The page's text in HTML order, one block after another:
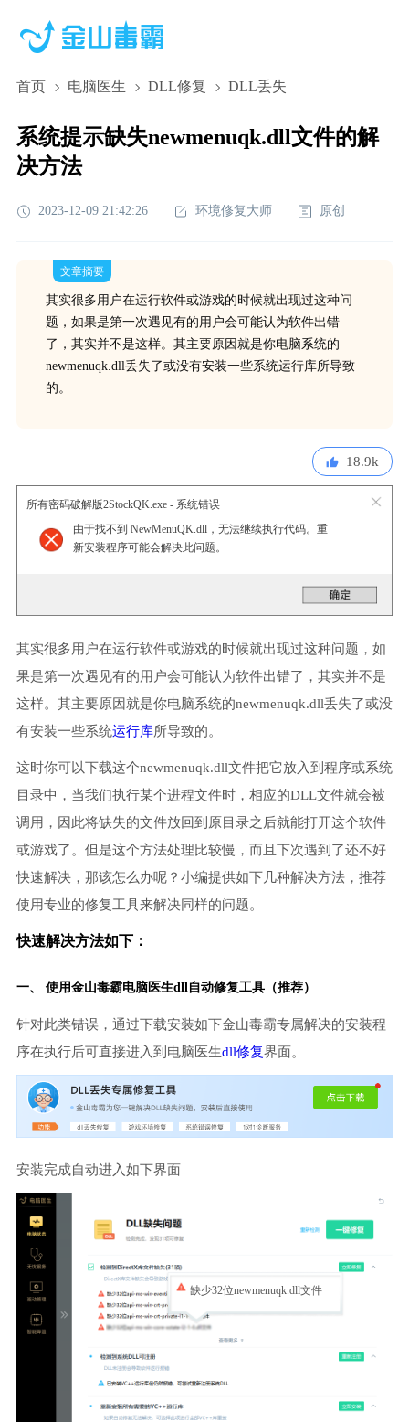
首页 电脑医生 DLL修复 DLL丢失
系统提示缺失newmenuqk.dll文件的解
决方法
2023-12-09 21:42:26 环境修复大师 原创
文章摘要
其实很多用户在运行软件或游戏的时候就出现过这种问
题，如果是第一次遇见有的用户会可能认为软件出错
了，其实并不是这样。其主要原因就是你电脑系统的
newmenuqk.dll丢失了或没有安装一些系统运行库所导致
的。
18.9k
所有密码破解版2StockQK.exe - 系统错误
由于找不到 NewMenuQK.dll，无法继续执行代码。重
新安装程序可能会解决此问题。
其实很多用户在运行软件或游戏的时候就出现过这种问题，如
果是第一次遇见有的用户会可能认为软件出错了，其实并不是
这样。其主要原因就是你电脑系统的newmenuqk.dll丢失了或没
有安装一些系统运行库所导致的。
这时你可以下载这个newmenuqk.dll文件把它放入到程序或系统
目录中，当我们执行某个进程文件时，相应的DLL文件就会被
调用，因此将缺失的文件放回到原目录之后就能打开这个软件
或游戏了。但是这个方法处理比较慢，而且下次遇到了还不好
快速解决，那该怎么办呢？小编提供如下几种解决方法，推荐
使用专业的修复工具来解决同样的问题。
快速解决方法如下：
一、 使用金山毒霸电脑医生dll自动修复工具（推荐）
针对此类错误，通过下载安装如下金山毒霸专属解决的安装程
序在执行后可直接进入到电脑医生dll修复界面。
安装完成自动进入如下界面
缺少32位newmenuqk.dll文件